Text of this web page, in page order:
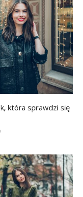
która sprawdzi się